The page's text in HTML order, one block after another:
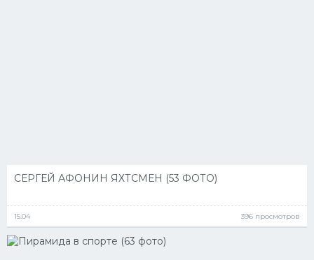
СЕРГЕЙ АФОНИН ЯХТСМЕН (53 ФОТО)
15.04 396 просмотров